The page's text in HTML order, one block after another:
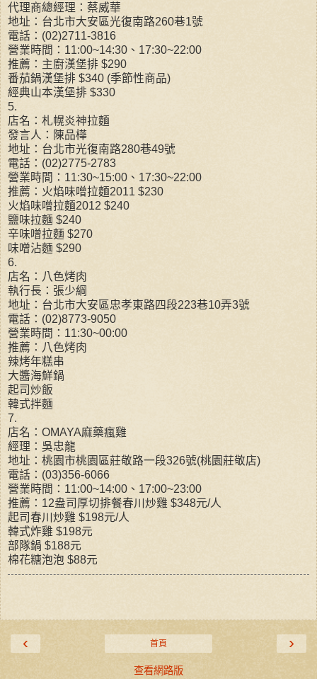
代理商總經理：蔡威華
地址：台北市大安區光復南路260巷1號
電話：(02)2711-3816
營業時間：11:00~14:30、17:30~22:00
推薦：主廚漢堡排 $290
番茄鍋漢堡排 $340 (季節性商品)
經典山本漢堡排 $330
5.
店名：札幌炎神拉麵
發言人：陳品樺
地址：台北市光復南路280巷49號
電話：(02)2775-2783
營業時間：11:30~15:00、17:30~22:00
推薦：火焰味噌拉麵2011 $230
火焰味噌拉麵2012 $240
鹽味拉麵 $240
辛味噌拉麵 $270
味噌沾麵 $290
6.
店名：八色烤肉
執行長：張少綱
地址：台北市大安區忠孝東路四段223巷10弄3號
電話：(02)8773-9050
營業時間：11:30~00:00
推薦：八色烤肉
辣烤年糕串
大醬海鮮鍋
起司炒飯
韓式拌麵
7.
店名：OMAYA麻藥瘋雞
經理：吳忠龍
地址：桃園市桃園區莊敬路一段326號(桃園莊敬店)
電話：(03)356-6066
營業時間：11:00~14:00、17:00~23:00
推薦：12盎司厚切排餐春川炒雞 $348元/人
起司春川炒雞 $198元/人
韓式炸雞 $198元
部隊鍋 $188元
棉花糖泡泡 $88元
‹ ›
首頁
查看網路版